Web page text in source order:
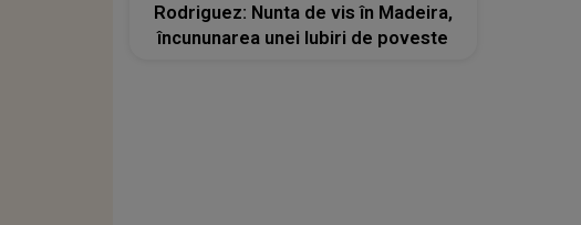
Rodriguez: Nunta de vis în Madeira,
încununarea unei Iubiri de poveste